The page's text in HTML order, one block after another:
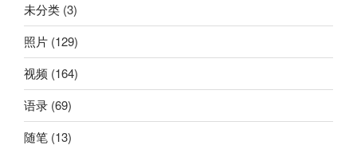
未分类 (3)
照片 (129)
视频 (164)
语录 (69)
随笔 (13)